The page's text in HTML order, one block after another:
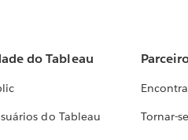
do Tableau
do Tableau
Tornar-